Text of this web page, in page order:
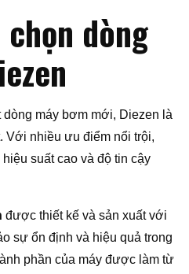
dòng
dòng máy bơm mới, Diezen là
Với nhiều ưu điểm nổi trội,
hiệu suất cao và độ tin cậy
được thiết kế và sản xuất với
sự ổn định và hiệu quả trong
phần của máy được làm từ